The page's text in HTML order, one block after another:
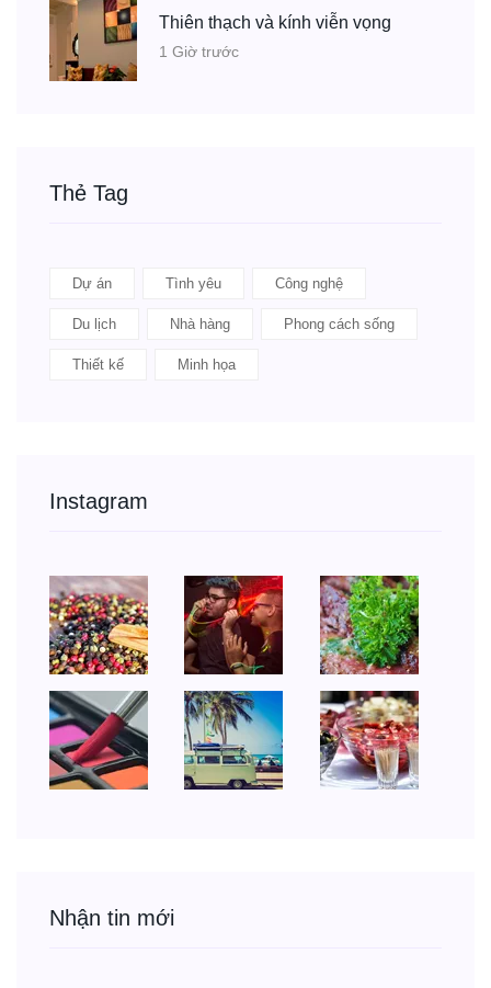
Thiên thạch và kính viễn vọng
1 Giờ trước
Thẻ Tag
Dự án Tình yêu Công nghệ
Du lịch Nhà hàng Phong cách sống
Thiết kế Minh họa
Instagram
Nhận tin mới